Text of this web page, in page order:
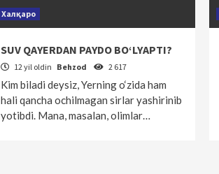
Халқаро
SUV QAYERDAN PAYDO BO‘LYAPTI?
12 yil oldin Behzod 2 617
Kim biladi deysiz, Yerning o‘zida ham
hali qancha ochilmagan sirlar yashirinib
yotibdi. Mana, masalan, olimlar…